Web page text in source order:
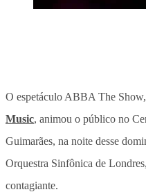
O espetáculo ABBA The
Music, animou o público no
Guimarães, na noite desse
Orquestra Sinfônica de
contagiante.